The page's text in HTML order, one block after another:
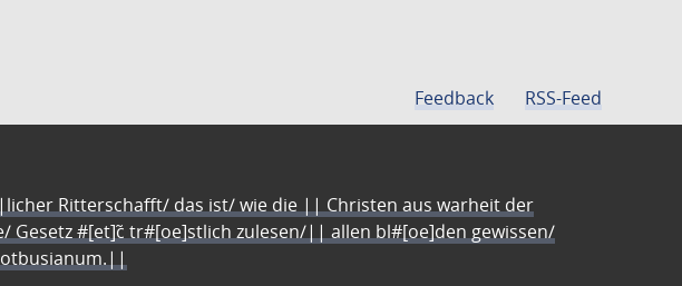
Feedback RSS-Feed
Ritterschafft/ das ist/ wie die || Christen aus warheit der
#[et]c̃ tr#[oe]stlich zulesen/|| allen bl#[oe]den gewissen/